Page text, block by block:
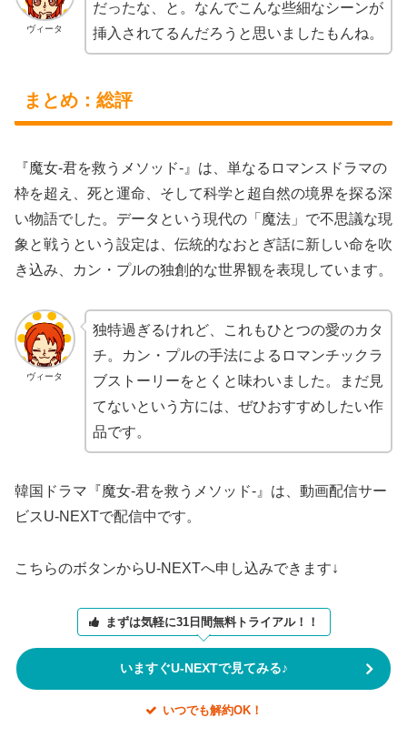
ヴィータ
だったな、と。なんでこんな些細なシーンが
挿入されてるんだろうと思いましたもんね。
まとめ：総評
『魔女-君を救うメソッド-』は、単なるロマンスドラマの
枠を超え、死と運命、そして科学と超自然の境界を探る深
い物語でした。データという現代の「魔法」で不思議な現
象と戦うという設定は、伝統的なおとぎ話に新しい命を吹
き込み、カン・プルの独創的な世界観を表現しています。
ヴィータ
独特過ぎるけれど、これもひとつの愛のカタ
チ。カン・プルの手法によるロマンチックラ
ブストーリーをとくと味わいました。まだ見
てないという方には、ぜひおすすめしたい作
品です。
韓国ドラマ『魔女-君を救うメソッド-』は、動画配信サー
ビスU-NEXTで配信中です。
こちらのボタンからU-NEXTへ申し込みできます↓
まずは気軽に31日間無料トライアル！！
いますぐU-NEXTで見てみる♪
いつでも解約OK！